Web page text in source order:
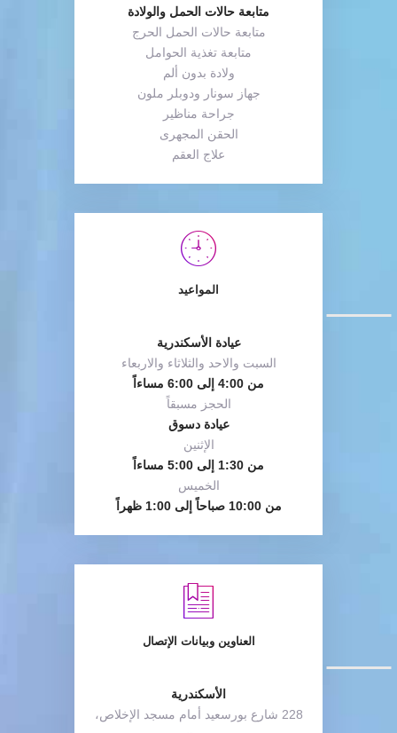
متابعة حالات الحمل والولادة
متابعة حالات الحمل الحرج
متابعة تغذية الحوامل
ولادة بدون ألم
جهاز سونار ودوبلر ملون
جراحة مناظير
الحقن المجهرى
علاج العقم
المواعيد
عيادة الأسكندرية
السبت والاحد والثلاثاء والاربعاء
من 4:00 إلى 6:00 مساءاً
الحجز مسبقاً
عيادة دسوق
الإثنين
من 1:30 إلى 5:00 مساءاً
الخميس
من 10:00 صباحاً إلى 1:00 ظهراً
العناوين وبيانات الإتصال
الأسكندرية
228 شارع بورسعيد أمام مسجد الإخلاص،